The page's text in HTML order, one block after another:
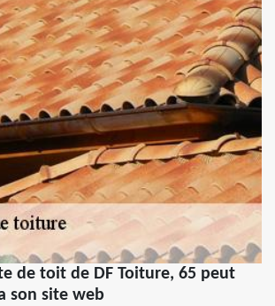
de toit de DF Toiture, 65 peut
son site web